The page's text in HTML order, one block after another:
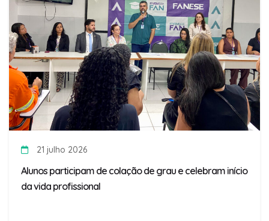
21 julho 2026
Alunos participam de colação de grau e celebram início
da vida profissional